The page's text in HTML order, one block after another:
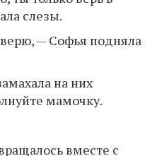
слезы.
— Софья подняла
на них
мамочку.
вместе с